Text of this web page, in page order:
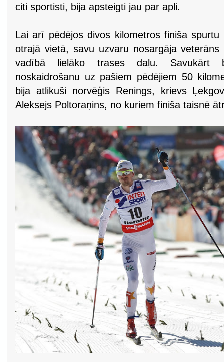
citi sportisti, bija apsteigti jau par apli.
Lai arī pēdējos divos kilometros finiša
otrajā vietā, savu uzvaru nosargāja
vadībā lielāko trases daļu. Savukārt
noskaidrošanu uz pašiem pēdējiem 50
bija atlikuši norvēģis Renings, krievs
Aleksejs Poltoraņins, no kuriem finiša taisnē